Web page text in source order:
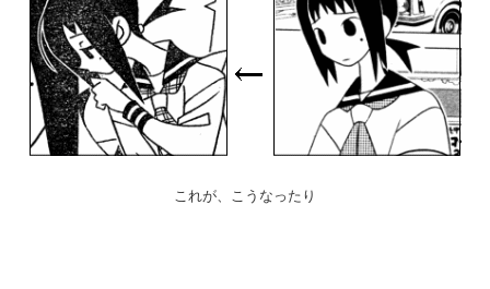
これが、こうなったり